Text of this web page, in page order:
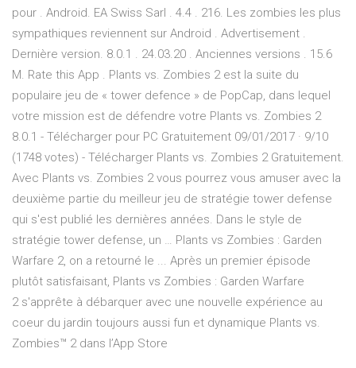
pour . Android. EA Swiss Sarl . 4.4 . 216. Les zombies les plus
sympathiques reviennent sur Android . Advertisement .
Dernière version. 8.0.1 . 24.03.20 . Anciennes versions . 15.6
M. Rate this App . Plants vs. Zombies 2 est la suite du
populaire jeu de « tower defence » de PopCap, dans lequel
votre mission est de défendre votre Plants vs. Zombies 2
8.0.1 - Télécharger pour PC Gratuitement 09/01/2017 · 9/10
(1748 votes) - Télécharger Plants vs. Zombies 2 Gratuitement.
Avec Plants vs. Zombies 2 vous pourrez vous amuser avec la
deuxième partie du meilleur jeu de stratégie tower defense
qui s'est publié les dernières années. Dans le style de
stratégie tower defense, un … Plants vs Zombies : Garden
Warfare 2, on a retourné le ... Après un premier épisode
plutôt satisfaisant, Plants vs Zombies : Garden Warfare
2 s'apprête à débarquer avec une nouvelle expérience au
coeur du jardin toujours aussi fun et dynamique ‎Plants vs.
Zombies™ 2 dans l’App Store